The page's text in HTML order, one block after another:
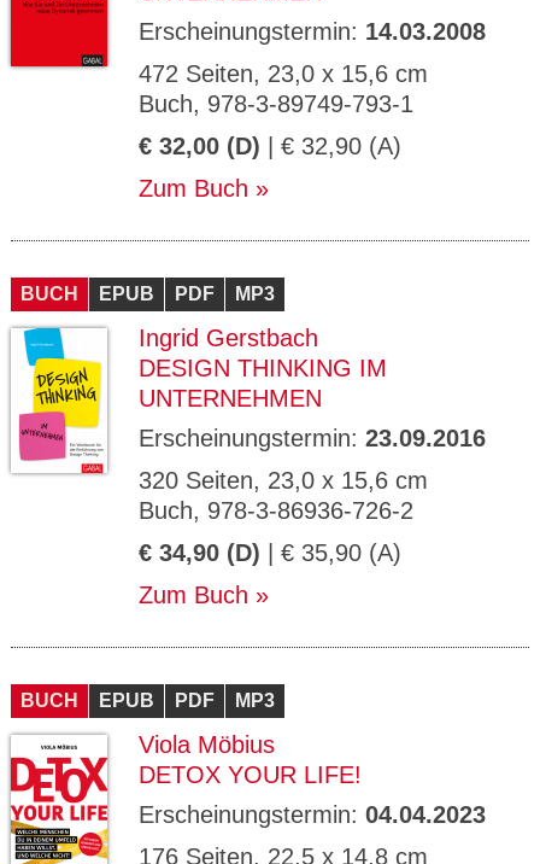
Erscheinungstermin: 14.03.2008
472 Seiten, 23,0 x 15,6 cm
Buch, 978-3-89749-793-1
€ 32,00 (D) | € 32,90 (A)
Zum Buch
BUCH EPUB PDF MP3
Ingrid Gerstbach
DESIGN THINKING IM
UNTERNEHMEN
Erscheinungstermin: 23.09.2016
320 Seiten, 23,0 x 15,6 cm
Buch, 978-3-86936-726-2
€ 34,90 (D) | € 35,90 (A)
Zum Buch
BUCH EPUB PDF MP3
Viola Möbius
DETOX YOUR LIFE!
Erscheinungstermin: 04.04.2023
176 Seiten, 22,5 x 14,8 cm